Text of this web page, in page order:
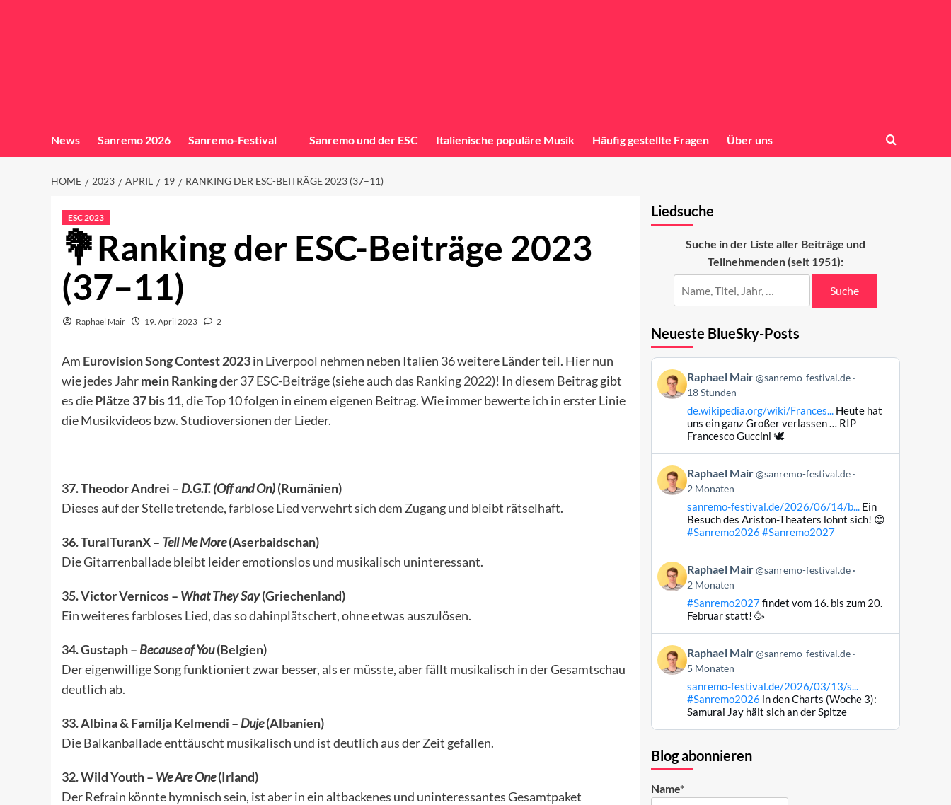
News Sanremo 2026 Sanremo-Festival Sanremo und der ESC Italienische populäre Musik Häufig gestellte Fragen Über uns
HOME 2023 APRIL 19 RANKING DER ESC-BEITRÄGE 2023 (37–11)
ESC 2023
Ranking der ESC-Beiträge 2023
(37–11)
Raphael Mair 19. April 2023 2
Am Eurovision Song Contest 2023in Liverpool nehmen neben Italien 36 weitere Länder teil. Hier nun
wie jedes Jahrmein Rankingder 37 ESC-Beiträge (siehe auch das Ranking 2022)! In diesem Beitrag gibt
es diePlätze 37 bis 11, die Top 10 folgen in einem eigenen Beitrag. Wie immer bewerte ich in erster Linie
die Musikvideos bzw. Studioversionen der Lieder.
37. Theodor Andrei – D.G.T. (Off and On)(Rumänien)
Dieses auf der Stelle tretende, farblose Lied verwehrt sich dem Zugang und bleibt rätselhaft.
36. TuralTuranX – Tell Me More(Aserbaidschan)
Die Gitarrenballade bleibt leider emotionslos und musikalisch uninteressant.
35. Victor Vernicos – What They Say(Griechenland)
Ein weiteres farbloses Lied, das so dahinplätschert, ohne etwas auszulösen.
34. Gustaph – Because of You(Belgien)
Der eigenwillige Song funktioniert zwar besser, als er müsste, aber fällt musikalisch in der Gesamtschau
deutlich ab.
33. Albina & Familja Kelmendi – Duje(Albanien)
Die Balkanballade enttäuscht musikalisch und ist deutlich aus der Zeit gefallen.
32. Wild Youth – We Are One(Irland)
Der Refrain könnte hymnisch sein, ist aber in ein altbackenes und uninteressantes Gesamtpaket
Liedsuche
Suche in der Liste aller Beiträge und
Teilnehmenden (seit 1951):
Suche
Neueste BlueSky-Posts
Beitrag
von
Raphael
Raphael Mair @sanremo-festival.de
18 Stunden
de.wikipedia.org/wiki/Frances...Heute hat
uns ein ganz Großer verlassen … RIP
Francesco Guccini 🕊️
Beitrag
von
Raphael
Raphael Mair @sanremo-festival.de
2 Monaten
sanremo-festival.de/2026/06/14/b...Ein
Besuch des Ariston-Theaters lohnt sich! 😊
#Sanremo2026 #Sanremo2027
Beitrag
von
Raphael
Bluesky
ansehen
Raphael Mair @sanremo-festival.de
2 Monaten
#Sanremo2027findet vom 16. bis zum 20.
Februar statt! 🥳
Beitrag
von
Raphael
Raphael Mair @sanremo-festival.de
5 Monaten
sanremo-festival.de/2026/03/13/s...
#Sanremo2026 in den Charts (Woche 3):
Samurai Jay hält sich an der Spitze
Blog abonnieren
Name*